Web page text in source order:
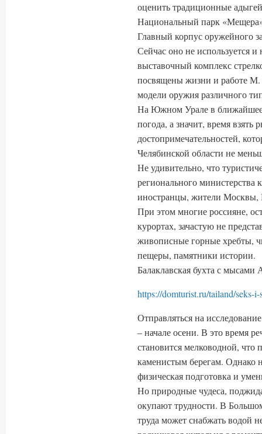
оценить традиционные
Национальный парк
Главный корпус оружейного
Сейчас оно не используется
выставочный комплекс
посвящены жизни и работе М.
модели оружия различного
На Южном Урале в ближайшее
погода, а значит, время взять
достопримечательностей,
Челябинской области не
Не удивительно, что
регионального министерства
иностранцы, жители Москвы,
При этом многие россияне,
курортах, зачастую не
живописные горные хребты,
пещеры, памятники истории.
Балаклавская бухта с
https://domturist.ru/tailand/seks-
Отправляться на
– начале осени. В это время
становится мелководной, что
каменистым берегам. Однако
физическая подготовка и
Но природные чудеса,
окупают трудности. В
труда может снабжать водой